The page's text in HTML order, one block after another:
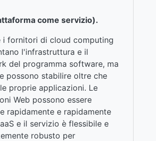
come servizio).
i fornitori di cloud computing
l'infrastruttura e il
del programma software, ma
possono stabilire oltre che
proprie applicazioni. Le
Web possono essere
rapidamente e rapidamente
e il servizio è flessibile e
robusto per